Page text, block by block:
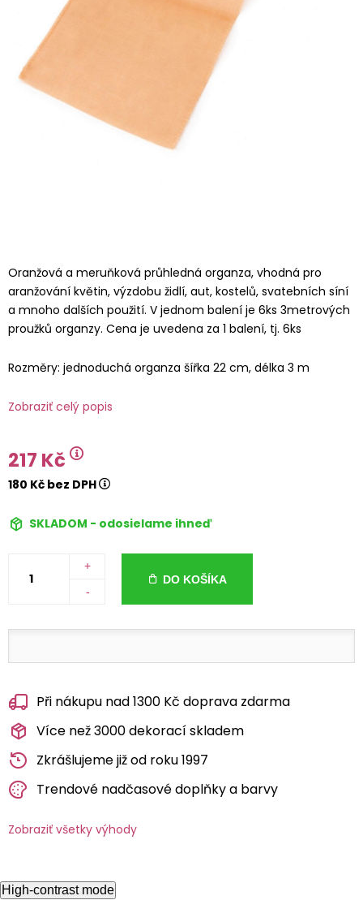
Oranžová a meruňková průhledná organza, vhodná pro
aranžování květin, výzdobu židlí, aut, kostelů, svatebních síní
a mnoho dalších použití. V jednom balení je 6ks 3metrových
proužků organzy. Cena je uvedena za 1 balení, tj. 6ks
Rozměry: jednoduchá organza šířka 22 cm, délka 3 m
Zobraziť celý popis
217 Kč
180 Kč bez DPH
SKLADOM - odosielame ihneď
+
-
DO KOŠÍKA
Při nákupu nad 1300 Kč doprava zdarma
Více než 3000 dekorací skladem
Zkrášlujeme již od roku 1997
Trendové nadčasové doplňky a barvy
Zobraziť všetky výhody
High-contrast mode